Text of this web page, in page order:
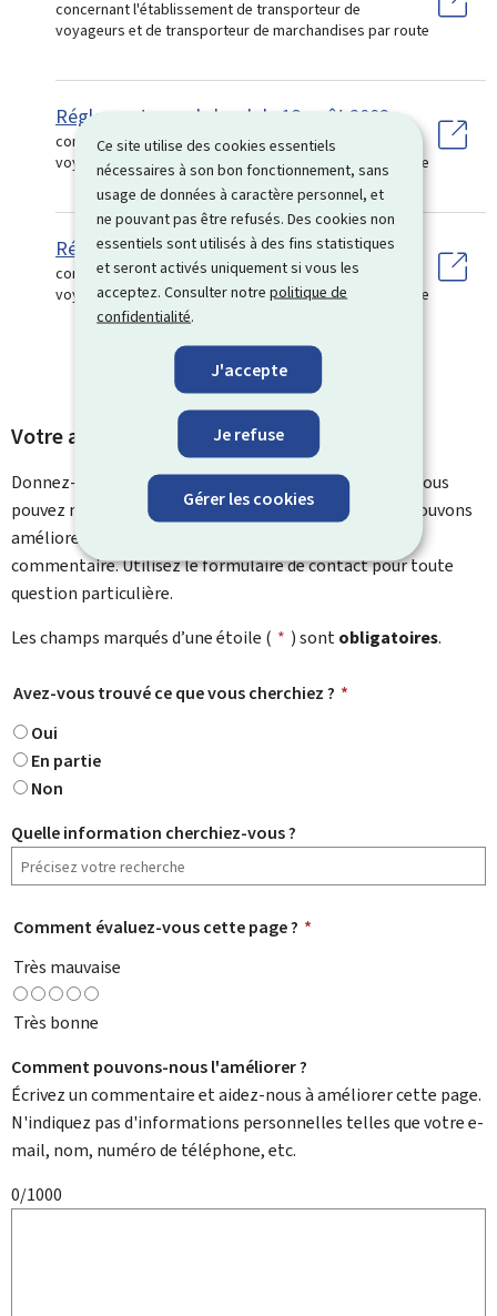
Ce site utilise des cookies essentiels
nécessaires à son bon fonctionnement, sans
usage de données à caractère personnel, et
ne pouvant pas être refusés. Des cookies non
essentiels sont utilisés à des fins statistiques
et seront activés uniquement si vous les
acceptez. Consulter notrepolitique de
confidentialité.
J'accepte
Je refuse
Gérer les cookies
concernant l'établissement de transporteur de
voyageurs et de transporteur de marchandises par route
Réglement grand-ducal du 13 août 2002
concernant l'établissement de transporteur de
voyageurs et de transporteur de marchandises par route
Réglement grand-ducal du 13 août 2002
concernant l'établissement de transporteur de
voyageurs et de transporteur de marchandises par route
Votre avis nous intéresse
Donnez-nous votre avis sur le contenu de cette page. Vous
pouvez nous laisser un commentaire sur ce que nous pouvons
améliorer. Vous ne recevrez pas de réponse à votre
commentaire. Utilisez le formulaire de contact pour toute
question particulière.
Les champs marqués d’une étoile ( * ) sontobligatoires.
Avez-vous trouvé ce que vous cherchiez ? *
Oui
En partie
Non
Quelle information cherchiez-vous ?
Comment évaluez-vous cette page ? *
Très mauvaise
Très bonne
Comment pouvons-nous l'améliorer ?
Écrivez un commentaire et aidez-nous à améliorer cette page.
N'indiquez pas d'informations personnelles telles que votre e-
mail, nom, numéro de téléphone, etc.
0/1000